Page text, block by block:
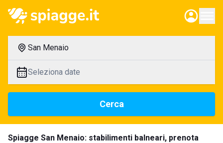
San Menaio
Seleziona date
Cerca
Spiagge San Menaio: stabilimenti balneari, prenota